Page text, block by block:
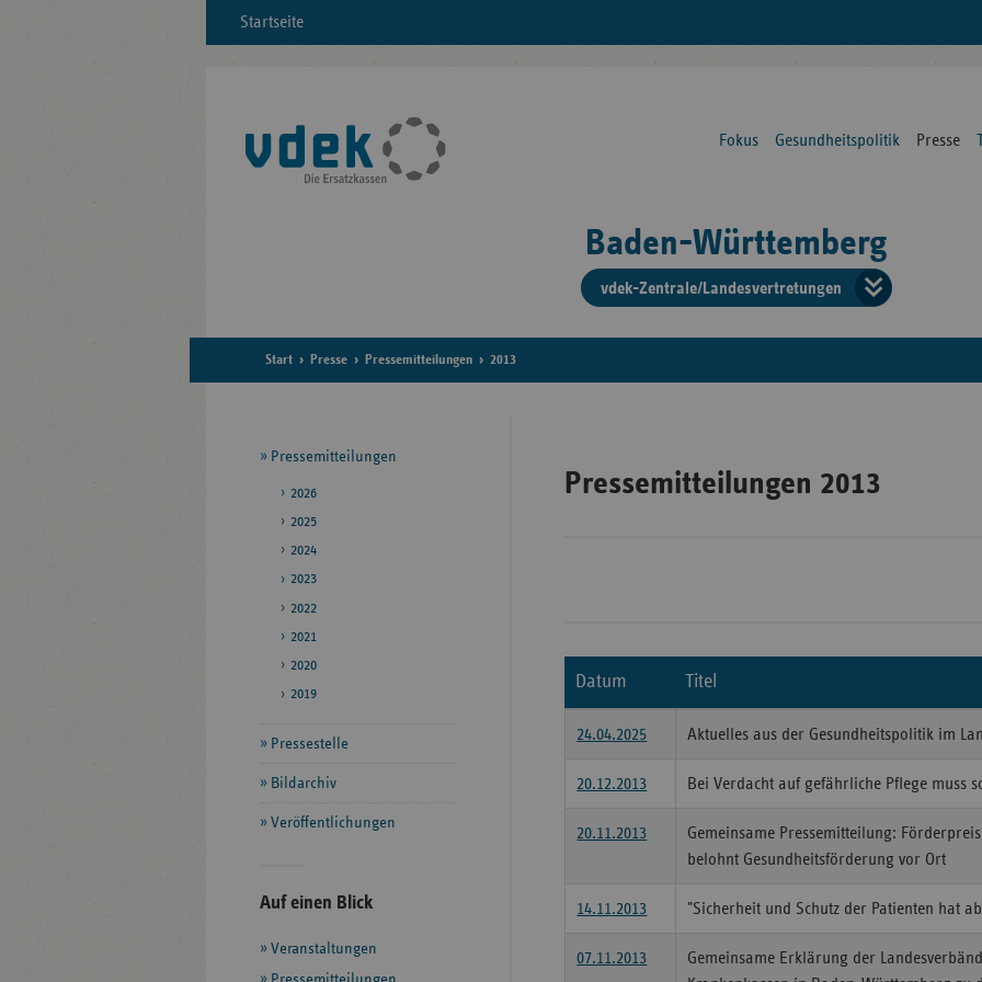
Startseite
Fokus Gesundheitspolitik Presse
Baden-Württemberg
vdek-Zentrale/Landesvertretungen
der
Start Presse Pressemitteilungen 2013
Pressemitteilungen 2013
Datum Titel
24.04.2025 Aktuelles aus der Gesundheitspolitik im
20.12.2013 Bei Verdacht auf gefährliche Pflege muss
20.11.2013
Gemeinsame Pressemitteilung:
belohnt Gesundheitsförderung vor Ort
14.11.2013 "Sicherheit und Schutz der Patienten hat
07.11.2013
Gemeinsame Erklärung der
Seitennavigation
Pressemitteilungen
2026
2025
2024
2023
2022
2021
2020
2019
Pressestelle
Bildarchiv
Veröffentlichungen
Seitenleiste
weiteren
Auf einen Blick
Veranstaltungen